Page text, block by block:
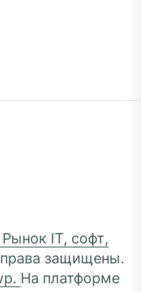
IT, софт,
защищены.
На платформе